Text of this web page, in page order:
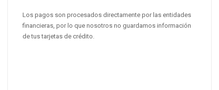
Los pagos son procesados directamente por las entidades
financieras, por lo que nosotros no guardamos información
de tus tarjetas de crédito.